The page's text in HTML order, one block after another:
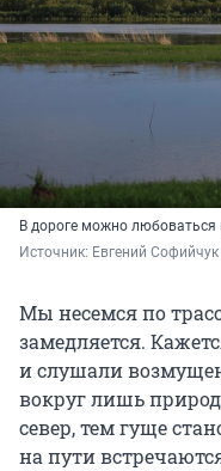
В дороге можно любоваться
Источник: Евгений Софийчук
Мы несемся по
замедляется.
и слушали
вокруг лишь
север, тем гуще
на пути